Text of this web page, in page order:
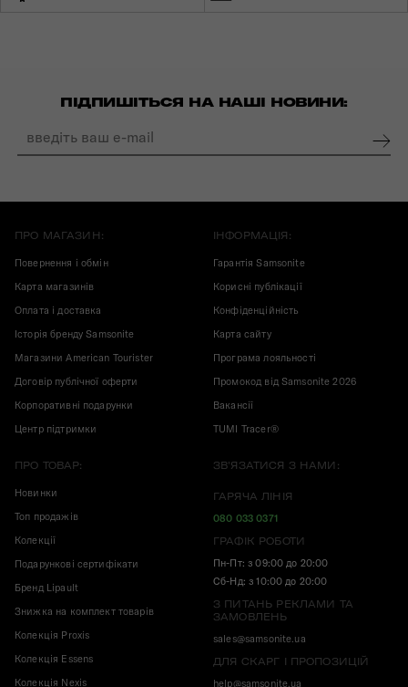
ПІДПИШІТЬСЯ НА НАШІ НОВИНИ:
ПРО МАГАЗИН:
Повернення і обмін
Карта магазинів
Оплата і доставка
Історія бренду Samsonite
Магазини American Tourister
Договір публічної оферти
Корпоративні подарунки
Центр підтримки
ІНФОРМАЦІЯ:
Гарантія Samsonite
Корисні публікації
Конфіденційність
Карта сайту
Програма лояльності
Промокод від Samsonite 2026
Вакансії
TUMI Tracer®
ПРО ТОВАР:
Новинки
Топ продажів
Колекції
Подарункові сертифікати
Бренд Lipault
Знижка на комплект товарів
Колекція Proxis
Колекція Essens
Колекція Nexis
ЗВ'ЯЗАТИСЯ З НАМИ:
ГАРЯЧА ЛІНІЯ
080 033 0371
ГРАФІК РОБОТИ
Пн-Пт: з 09:00 до 20:00
Сб-Нд: з 10:00 до 20:00
З ПИТАНЬ РЕКЛАМИ ТА
ЗАМОВЛЕНЬ
sales@samsonite.ua
ДЛЯ СКАРГ І ПРОПОЗИЦІЙ
help@samsonite.ua